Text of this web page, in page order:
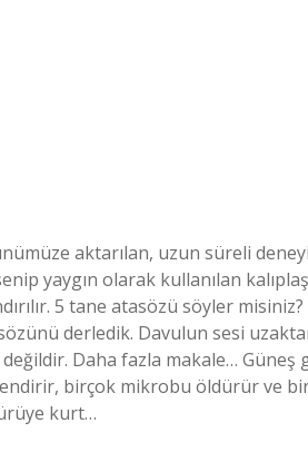
aktarılan, uzun süreli
yaygın olarak kullanılan
5 tane atasözü söyler misiniz?
derledik. Davulun sesi
Daha fazla makale…
birçok mikrobu öldürür ve
kurt…